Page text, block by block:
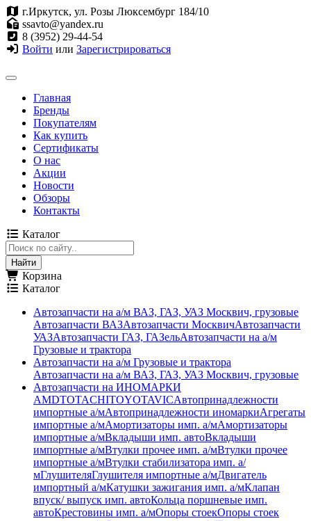
г.Иркутск, ул. Розы Люксембург 184/10
ssavto@yandex.ru
8 (3952) 29-44-54
Войти или Зарегистрироваться
Главная
Бренды
Покупателям
Как купить
Сертификаты
О нас
Акции
Новости
Обзоры
Контакты
Каталог
Корзина
Каталог
Автозапчасти на а/м ВАЗ, ГАЗ, УАЗ Москвич, грузовые
Автозапчасти ВАЗАвтозапчасти МосквичАвтозапчасти
УАЗАвтозапчасти ГАЗ, ГАЗельАвтозапчасти на а/м
Грузовые и трактора
Автозапчасти на а/м Грузовые и трактора
Автозапчасти на а/м ВАЗ, ГАЗ, УАЗ Москвич, грузовые
Автозапчасти на ИНОМАРКИ
AMDTOTACHITOYOTAVICАвтопринадлежности
импортные а/мАвтопринадлежности иномаркиАгрегаты
импортные а/мАмортизаторы имп. а/мАмортизаторы
импортные а/мВкладыши имп. автоВкладыши
импортные а/мВтулки прочее имп. а/мВтулки прочее
импортные а/мВтулки стабилизатора имп. а/
мГлушителяГлушителя импортные а/мДвигатель
импортный а/мКатушки зажигания имп. а/мКлапан
впуск/ выпуск имп. автоКольца поршневые имп.
автоКрестовины имп. а/мОпоры стоекОпоры стоек